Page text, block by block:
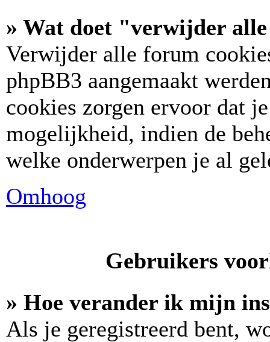
» Wat doet "verwijder
Verwijder alle forum
phpBB3 aangemaakt
cookies zorgen ervoor dat
mogelijkheid, indien de
welke onderwerpen je al
Omhoog
Gebruikers
» Hoe verander ik mijn
Als je geregistreerd bent,